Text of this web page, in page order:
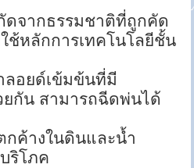
ดจากธรรมชาติที่ถูกคัด
ช้หลักการเทคโนโลยีชั้น
ลอยด์เข้มข้นที่มี
ยกัน สามารถฉีดพ่นได้
กค้างในดินและน้ำ
ริโภค